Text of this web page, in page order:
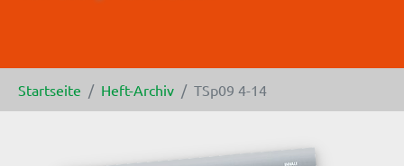
Startseite Heft-Archiv TSp09 4-14